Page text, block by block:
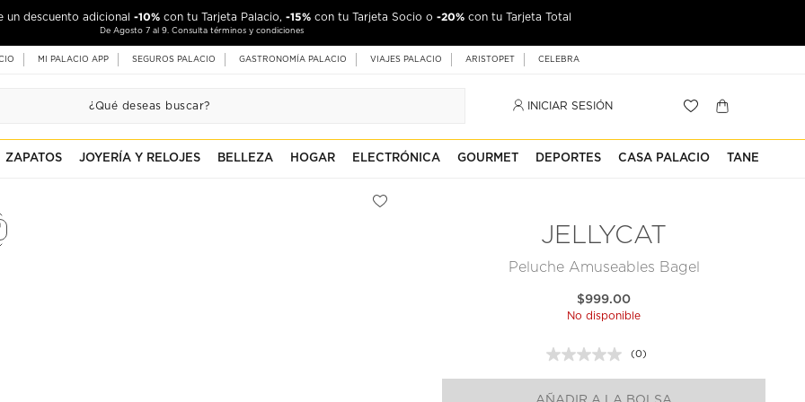
un descuento adicional -10% con tu Tarjeta Palacio, -15% con tu Tarjeta Socio o -20% con tu Tarjeta Total
De Agosto 7 al 9. Consulta términos y condiciones
MI PALACIO APP SEGUROS PALACIO GASTRONOMÍA PALACIO VIAJES PALACIO ARISTOPET CELEBRA
INICIAR SESIÓN
ZAPATOS JOYERÍA Y RELOJES BELLEZA HOGAR ELECTRÓNICA GOURMET DEPORTES CASA PALACIO TANE
JELLYCAT
Peluche Amuseables Bagel
$999.00
No disponible
Sin
puntuación.
(0)